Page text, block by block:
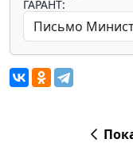
ГАРАНТ: